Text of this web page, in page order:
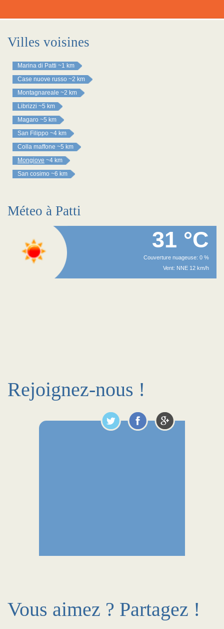
Villes voisines
Marina di Patti ~1 km
Case nuove russo ~2 km
Montagnareale ~2 km
Librizzi ~5 km
Magaro ~5 km
San Filippo ~4 km
Colla maffone ~5 km
Mongiove ~4 km
San cosimo ~6 km
Méteo à Patti
31 °C
Couverture nuageuse: 0 %
Vent: NNE 12 km/h
Rejoignez-nous !
Vous aimez ? Partagez !